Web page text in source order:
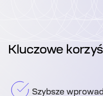
Kluczowe
Szybsze